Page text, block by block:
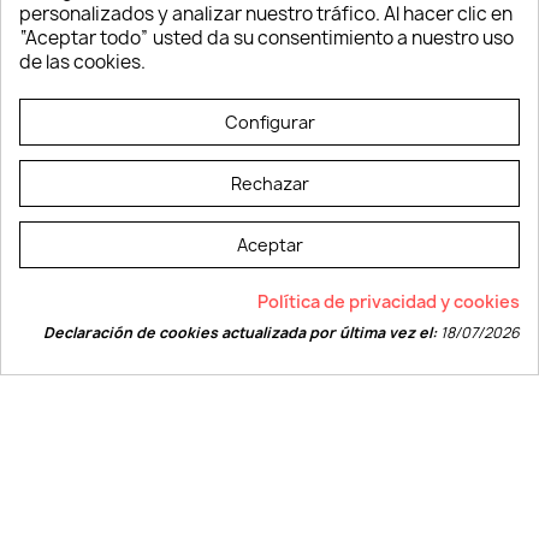
Verano y playa
Vestuario laboral
© LEVELPRINT - 2026
La página dispone de código accesible según las normas dictadas por la
W3C
personalizados y analizar nuestro tráfico. Al hacer clic en
“Aceptar todo” usted da su consentimiento a nuestro uso
de las cookies.
Configurar
Rechazar
Aceptar
Política de privacidad y cookies
Declaración de cookies actualizada por última vez el:18/07/2026